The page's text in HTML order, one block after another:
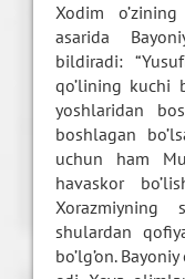
Xodim
asarida
bildiradi:
qo’lining kuchi
yoshlaridan
boshlagan
uchun ham
havaskor
Xorazmiyning
shulardan
bo’lg’on.